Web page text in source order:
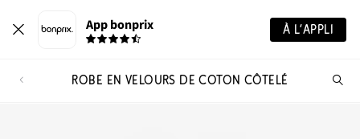
App bonprix À L’APPLI
ROBE EN VELOURS DE COTON CÔTELÉ